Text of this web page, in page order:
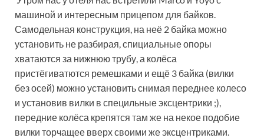
машиной и интересным прицепом для байков.
Самодельная конструкция, на неё 2 байка можно
установить не разбирая, спициальные опоры
хватаются за нижнюю трубу, а колёса
пристёгиватются ремешками и ещё 3 байка (вилки
без осей) можно установить снимая переднее колесо
и установив вилки в специльные эксцентрики ;),
передние колёса крепятся там же на некое подобие
вилки торчащее вверх своими же эксцентриками.